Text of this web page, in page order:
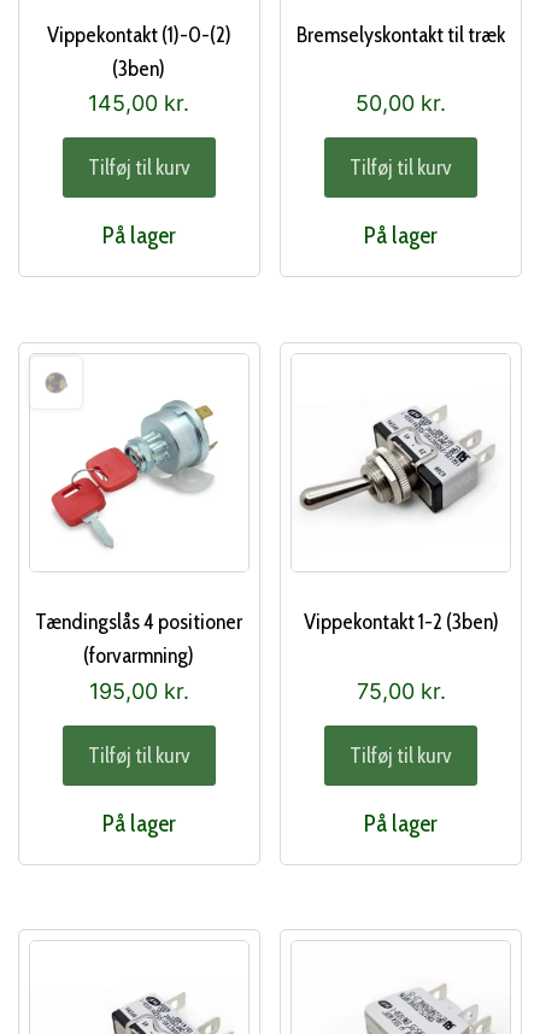
Vippekontakt (1)-0-(2)
(3ben)
145,00 kr.
Tilføj til kurv
På lager
Bremselyskontakt til træk
50,00 kr.
Tilføj til kurv
På lager
Tændingslås 4 positioner
(forvarmning)
195,00 kr.
Tilføj til kurv
På lager
Vippekontakt 1-2 (3ben)
75,00 kr.
Tilføj til kurv
På lager